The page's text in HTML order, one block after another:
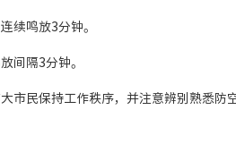
续鸣放3分钟。
间隔3分钟。
市民保持工作秩序， 并注意辨别熟悉防